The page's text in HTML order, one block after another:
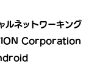
ルネットワーキング
Corporation